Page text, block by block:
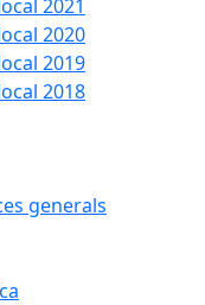
2021
2020
2019
2018
generals